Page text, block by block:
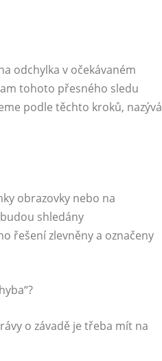
odchylka v očekávaném
tohoto přesného sledu
podle těchto kroků, nazývá
obrazovky nebo na
shledány
řešení zlevněny a označeny
o závadě je třeba mít na